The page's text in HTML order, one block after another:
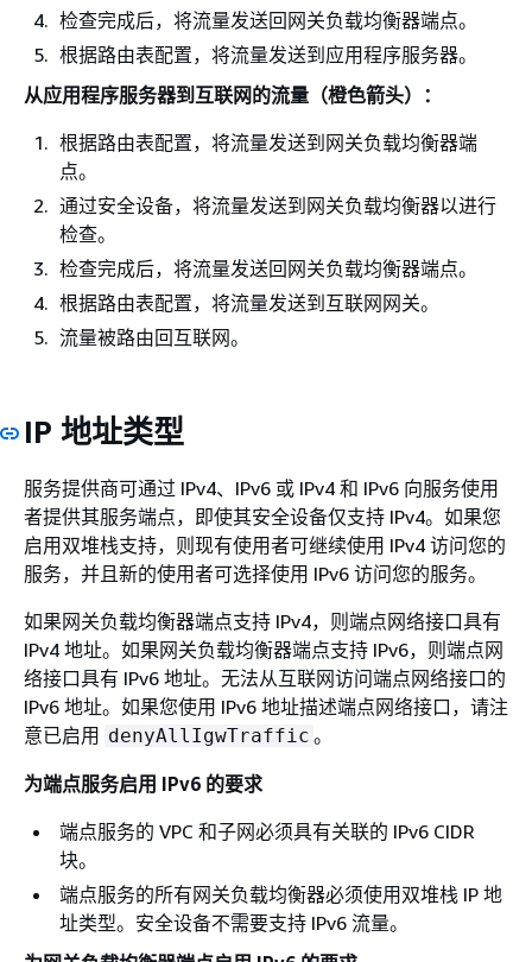
检查完成后，将流量发送回网关负载均衡器端点。
根据路由表配置，将流量发送到应用程序服务器。
从应用程序服务器到互联网的流量（橙色箭头）：
根据路由表配置，将流量发送到网关负载均衡器端
点。
通过安全设备，将流量发送到网关负载均衡器以进行
检查。
检查完成后，将流量发送回网关负载均衡器端点。
根据路由表配置，将流量发送到互联网网关。
流量被路由回互联网。
IP 地址类型
服务提供商可通过 IPv4、IPv6 或 IPv4 和 IPv6 向服务使用
者提供其服务端点，即使其安全设备仅支持 IPv4。如果您
启用双堆栈支持，则现有使用者可继续使用 IPv4 访问您的
服务，并且新的使用者可选择使用 IPv6 访问您的服务。
如果网关负载均衡器端点支持 IPv4，则端点网络接口具有
IPv4 地址。如果网关负载均衡器端点支持 IPv6，则端点网
络接口具有 IPv6 地址。无法从互联网访问端点网络接口的
IPv6 地址。如果您使用 IPv6 地址描述端点网络接口，请注
意已启用 denyAllIgwTraffic 。
为端点服务启用 IPv6 的要求
端点服务的 VPC 和子网必须具有关联的 IPv6 CIDR
块。
端点服务的所有网关负载均衡器必须使用双堆栈 IP 地
址类型。安全设备不需要支持 IPv6 流量。